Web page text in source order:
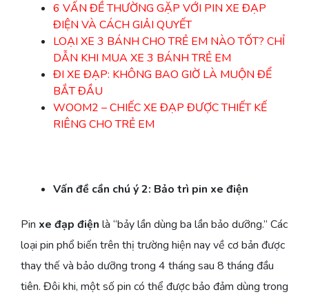
6 VẤN ĐỀ THƯỜNG GẶP VỚI PIN XE ĐẠP
ĐIỆN VÀ CÁCH GIẢI QUYẾT
LOẠI XE 3 BÁNH CHO TRẺ EM NÀO TỐT? CHỈ
DẪN KHI MUA XE 3 BÁNH TRẺ EM
ĐI XE ĐẠP: KHÔNG BAO GIỜ LÀ MUỘN ĐỂ
BẮT ĐẦU
WOOM2 – CHIẾC XE ĐẠP ĐƯỢC THIẾT KẾ
RIÊNG CHO TRẺ EM
Vấn đề cần chú ý 2: Bảo trì pin xe điện
Pin xe đạp điện là “bảy lần dùng ba lần bảo dưỡng.” Các
loại pin phổ biến trên thị trường hiện nay về cơ bản được
thay thế và bảo dưỡng trong 4 tháng sau 8 tháng đầu
tiên. Đôi khi, một số pin có thể được bảo đảm dùng trong